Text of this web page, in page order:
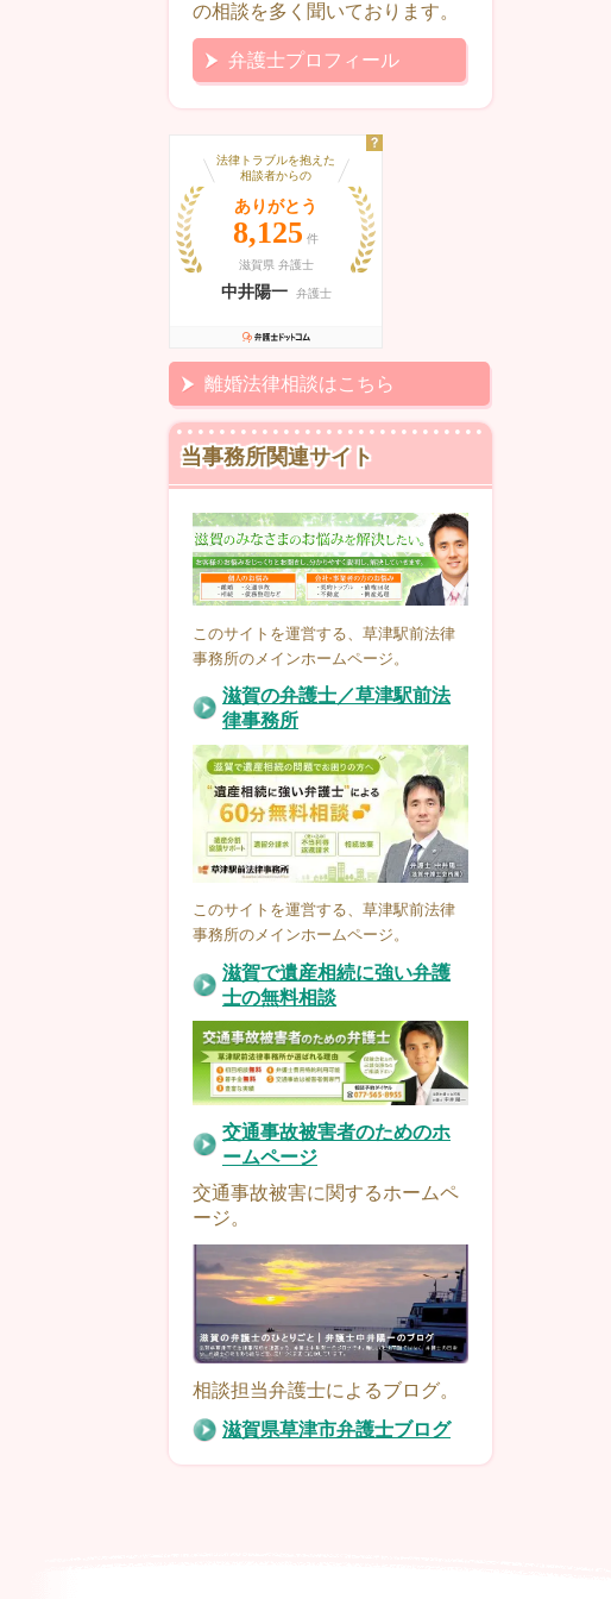
の相談を多く聞いております。
弁護士プロフィール
離婚法律相談はこちら
当事務所関連サイト
このサイトを運営する、草津駅前法律
事務所のメインホームページ。
滋賀の弁護士／草津駅前法
律事務所
このサイトを運営する、草津駅前法律
事務所のメインホームページ。
滋賀で遺産相続に強い弁護
士の無料相談
交通事故被害者のためのホ
ームページ
交通事故被害に関するホームペ
ージ。
相談担当弁護士によるブログ。
滋賀県草津市弁護士ブログ